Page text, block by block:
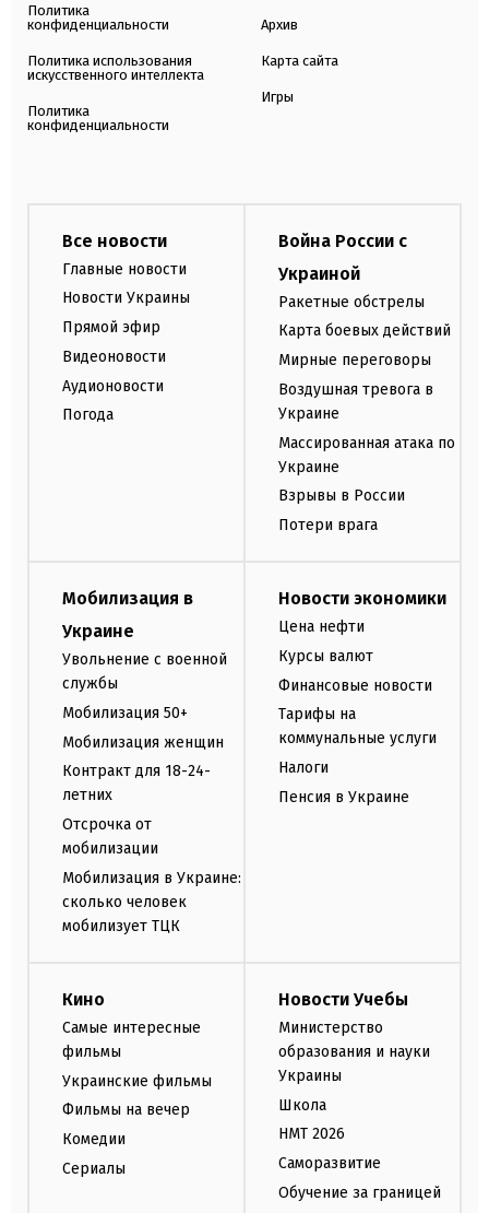
Политика
конфиденциальности
Политика использования
искусственного интеллекта
Политика
конфиденциальности
Архив
Карта сайта
Игры
Все новости
Главные новости
Новости Украины
Прямой эфир
Видеоновости
Аудионовости
Погода
Война России с
Украиной
Ракетные обстрелы
Карта боевых действий
Мирные переговоры
Воздушная тревога в
Украине
Массированная атака по
Украине
Взрывы в России
Потери врага
Мобилизация в
Украине
Увольнение с военной
службы
Мобилизация 50+
Мобилизация женщин
Контракт для 18-24-
летних
Отсрочка от
мобилизации
Мобилизация в Украине:
сколько человек
мобилизует ТЦК
Новости экономики
Цена нефти
Курсы валют
Финансовые новости
Тарифы на
коммунальные услуги
Налоги
Пенсия в Украине
Кино
Самые интересные
фильмы
Украинские фильмы
Фильмы на вечер
Комедии
Сериалы
Новости Учебы
Министерство
образования и науки
Украины
Школа
НМТ 2026
Саморазвитие
Обучение за границей